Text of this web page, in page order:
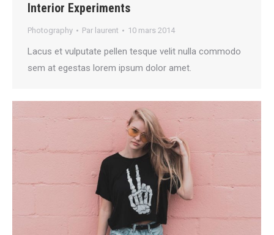
Interior Experiments
Photography Par laurent 10 mars 2014
Lacus et vulputate pellen tesque velit nulla commodo
sem at egestas lorem ipsum dolor amet.